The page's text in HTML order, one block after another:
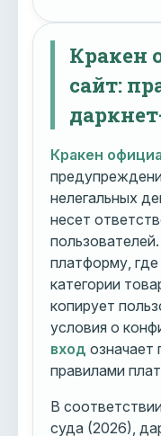
Кракен
сайт:
Кракен
нелегальных
несет
пользователей.
платформу,
категории
копирует
условия о
вход означает
правилами
В
суда (2026),